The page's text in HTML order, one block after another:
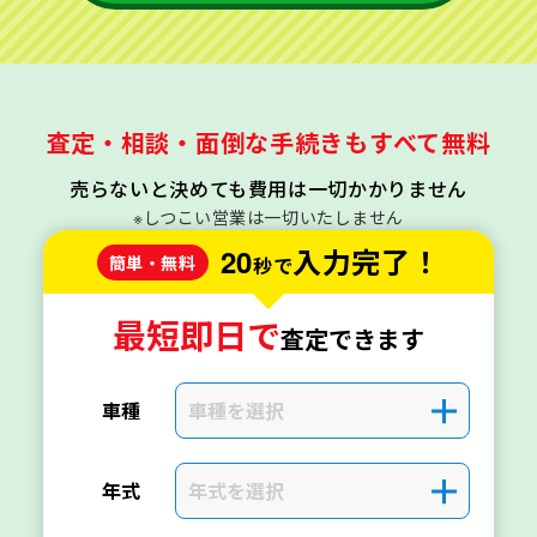
査定・相談・面倒な手続きもすべて無料
売らないと決めても費用は一切かかりません
※しつこい営業は一切いたしません
簡単・無料
20秒で入力完了！
最短即日で査定できます
車種 車種を選択 ＋
年式 年式を選択 ＋